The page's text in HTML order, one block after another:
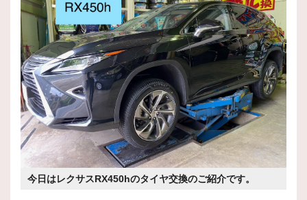
今日はレクサスRX450hのタイヤ交換のご紹介です。